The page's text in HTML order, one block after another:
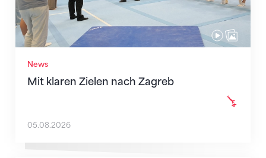
News
Mit klaren Zielen nach Zagreb
05.08.2026